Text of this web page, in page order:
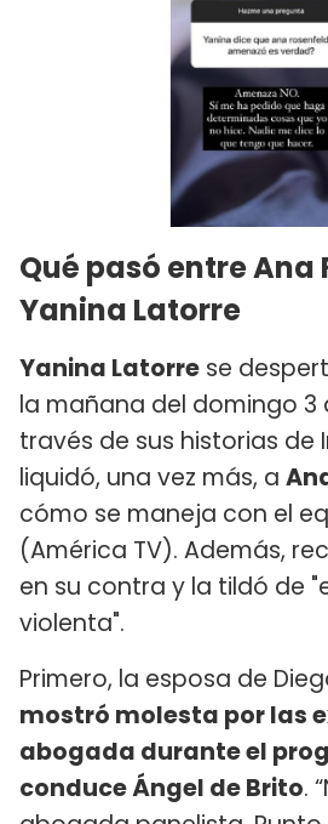
Qué pasó entre Ana
Yanina Latorre
Yanina Latorre se
la mañana del domingo 3
través de sus historias de
liquidó, una vez más, a
cómo se maneja con el
(América TV). Además,
en su contra y la tildó de
violenta".
Primero, la esposa de
mostró molesta por las
abogada durante el
conduce Ángel de Brito.